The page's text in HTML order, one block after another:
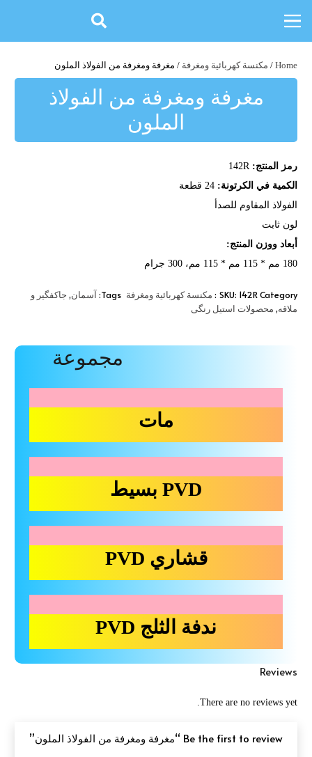
Home
/ مكنسة كهربائية ومغرفة / مغرفة ومغرفة من الفولاذ الملون
مغرفة ومغرفة من الفولاذ
الملون
رمز المنتج: 142R
الكمية في الكرتونة:
الفولاذ المقاوم للصدأ
لون ثابت
أبعاد ووزن المنتج:
180 مم * 115 مم * 115 مم، 300 جرام
SKU: 142RCategory: مكنسة كهربائية ومغرفة Tags: آسمان, جاکفگیر و
ملاقه, محصولات استیل رنگی
مجموعة
متنوعة
من
المنتجات
مات
PVD بسيط
قشاري PVD
ندفة الثلج PVD
Reviews
There are no reviews yet.
Be the first to review “مغرفة ومغرفة من الفولاذ الملون”